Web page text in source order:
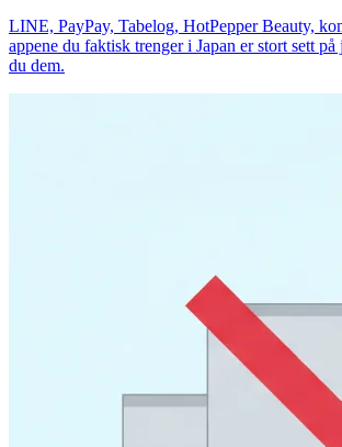
LINE, PayPay, Tabelog, HotPepper Beauty,
appene du faktisk trenger i Japan er stort sett
du dem.